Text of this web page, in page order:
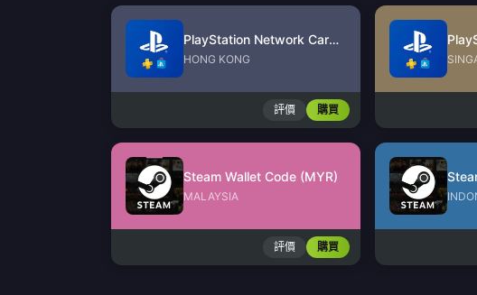
PlayStation Network Card (HK)
HONG KONG
評價 購買
Steam Wallet Code (MYR)
MALAYSIA
評價 購買